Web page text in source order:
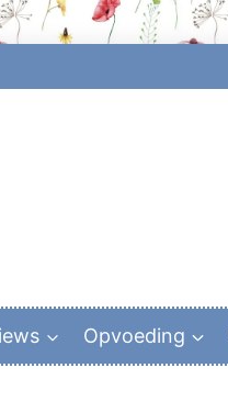
Opvoeding